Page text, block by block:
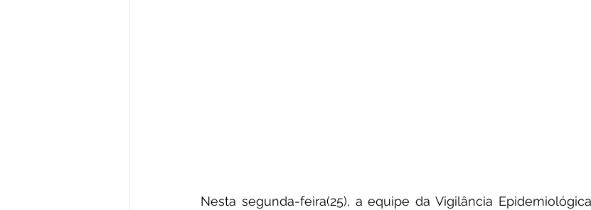
Nesta segunda-feira(25), a equipe da Vigilância